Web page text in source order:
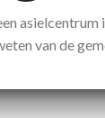
asielcentrum
van de